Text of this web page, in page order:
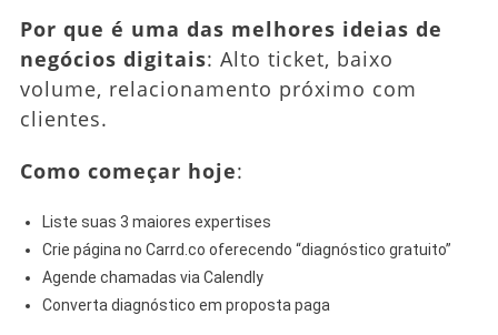
Por que é uma das melhores ideias de
negócios digitais: Alto ticket, baixo
volume, relacionamento próximo com
clientes.
Como começar hoje:
Liste suas 3 maiores expertises
Crie página no Carrd.co oferecendo “diagnóstico gratuito”
Agende chamadas via Calendly
Converta diagnóstico em proposta paga